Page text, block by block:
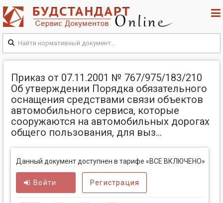
Приказ от 07.11.2001 № 767/975/183/210
Об утверждении Порядка обязательного
оснащения средствами связи объектов
автомобильного сервиса, которые
сооружаются на автомобильных дорогах
общего пользования, для выз...
Данный документ доступнен в тарифе «ВСЕ ВКЛЮЧЕНО»
Войти Регистрация